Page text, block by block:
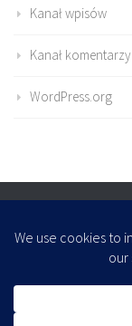
Kanał wpisów
Kanał komentarzy
WordPress.org